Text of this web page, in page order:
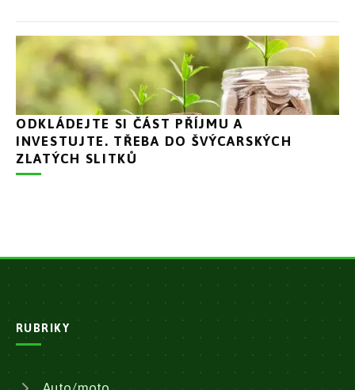
ODKLÁDEJTE SI ČÁST PŘÍJMU A
INVESTUJTE. TŘEBA DO ŠVÝCARSKÝCH
ZLATÝCH SLITKŮ
RUBRIKY